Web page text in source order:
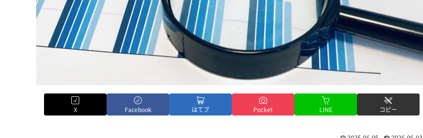
X Facebook はてブ Pocket LINE コピー